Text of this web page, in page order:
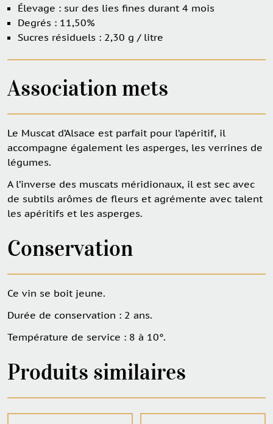
Élevage : sur des lies fines durant 4 mois
Degrés : 11,50%
Sucres résiduels : 2,30 g / litre
Association mets
Le Muscat d’Alsace est parfait pour l’apéritif, il
accompagne également les asperges, les verrines de
légumes.
A l’inverse des muscats méridionaux, il est sec avec
de subtils arômes de fleurs et agrémente avec talent
les apéritifs et les asperges.
Conservation
Ce vin se boit jeune.
Durée de conservation : 2 ans.
Température de service : 8 à 10°.
Produits similaires